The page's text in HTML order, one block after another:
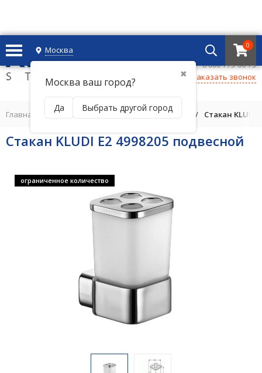
Москва
✖
Москва ваш город?
Да Выбрать другой город
0
+7 495 221 69 55
8 800-775-06-73
Заказать звонок
Главная АКСЕССУАРЫ ДЛЯ ВАННОЙ / Стакан / Стакан KLUDI
Стакан KLUDI E2 4998205 подвесной
ограниченное количество